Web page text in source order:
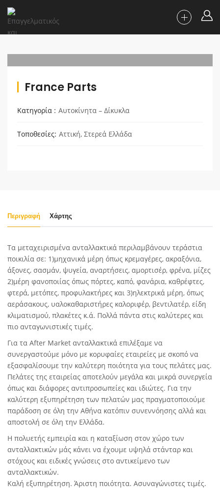
France Parts
Κατηγορία Αυτοκίνητα – Δίκυκλα
Τοποθεσίες Αττική, Στερεά Ελλάδα
Περιγραφή Χάρτης
Τα μεταχειρισμένα ανταλλακτικά περιλαμβάνουν τεράστια
ποικιλία σε: 1)μηχανικά μέρη όπως κρεμαγέρες, ακραξόνια,
άξονες, σασμάν, ψυγεία, αναρτήσεις, αμορτισέρ, φρένα, μίζες
2)μέρη φανοποιίας όπως πόρτες, καπό, φανάρια, καθρέφτες,
φτερά, μετόπες, προφυλακτήρες και 3)ηλεκτρικά μέρη, όπως
αεράσακους, υαλοκαθαριστήρες καλοριφέρ, βεντιλατέρ, είδη
κλιματισμού, πλακέτες κ.ά. Πολλά πάντα στις καλύτερες και
πιο ανταγωνιστικές τιμές.
Για τα After Market ανταλλακτικά επιλέξαμε να
συνεργαστούμε μόνο με κορυφαίες εταιρείες με σκοπό να
εξασφαλίσουμε την καλύτερη ποιότητα για τους πελάτες μας.
Πελάτες της εταιρείας αποτελούν μεγάλα και μικρά συνεργεία
όπως και διάφορες αντιπροσωπείες και ιδιώτες. Για την
καλύτερη εξυπηρέτηση των πελατών μας πραγματοποιούμε
παράδοση σε όλη την Αθήνα κατόπιν συνεννόησης αλλά και
αποστολή σε όλη την Ελλάδα.
Η πολυετής εμπειρία και η καταξίωση στον χώρο των
ανταλλακτικών μάς κάνει να έχουμε υψηλά στάνταρ και
στόχους και ειδικές γνώσεις στο αντικείμενο των
ανταλλακτικών.
Καλή εξυπηρέτηση. Άριστη ποιότητα. Ασυναγώνιστες τιμές.